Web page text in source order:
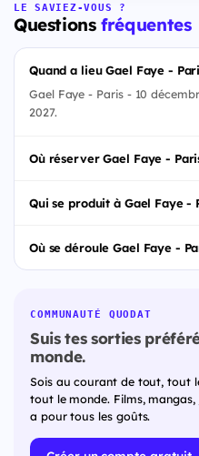
LE SAVIEZ-VOUS ?
Questionsfréquentes
Quand a lieu Gael Faye -
Gael Faye - Paris - 10
2027.
Où réserver Gael Faye -
Qui se produit à Gael Faye -
Où se déroule Gael Faye -
COMMUNAUTÉ QUODAT
Suis tes sorties
monde.
Sois au courant de tout, tout
tout le monde. Films,
a pour tous les goûts.